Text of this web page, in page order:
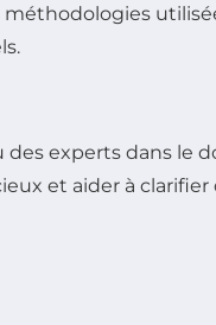
des experts dans le
et aider à clarifier